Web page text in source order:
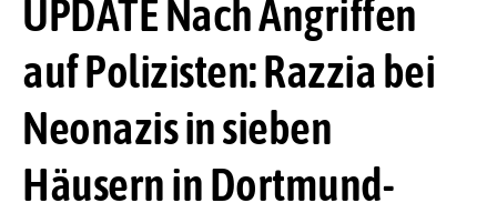
UPDATE Nach Angriffen
auf Polizisten: Razzia bei
Neonazis in sieben
Häusern in Dortmund-